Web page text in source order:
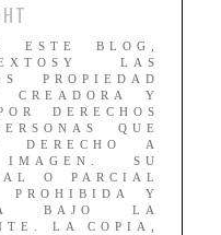
ESTE BLOG,
LAS
PROPIEDAD
Y
DERECHOS
QUE
DERECHO A
SU
O PARCIAL
PROHIBIDA Y
BAJO LA
LA COPIA,